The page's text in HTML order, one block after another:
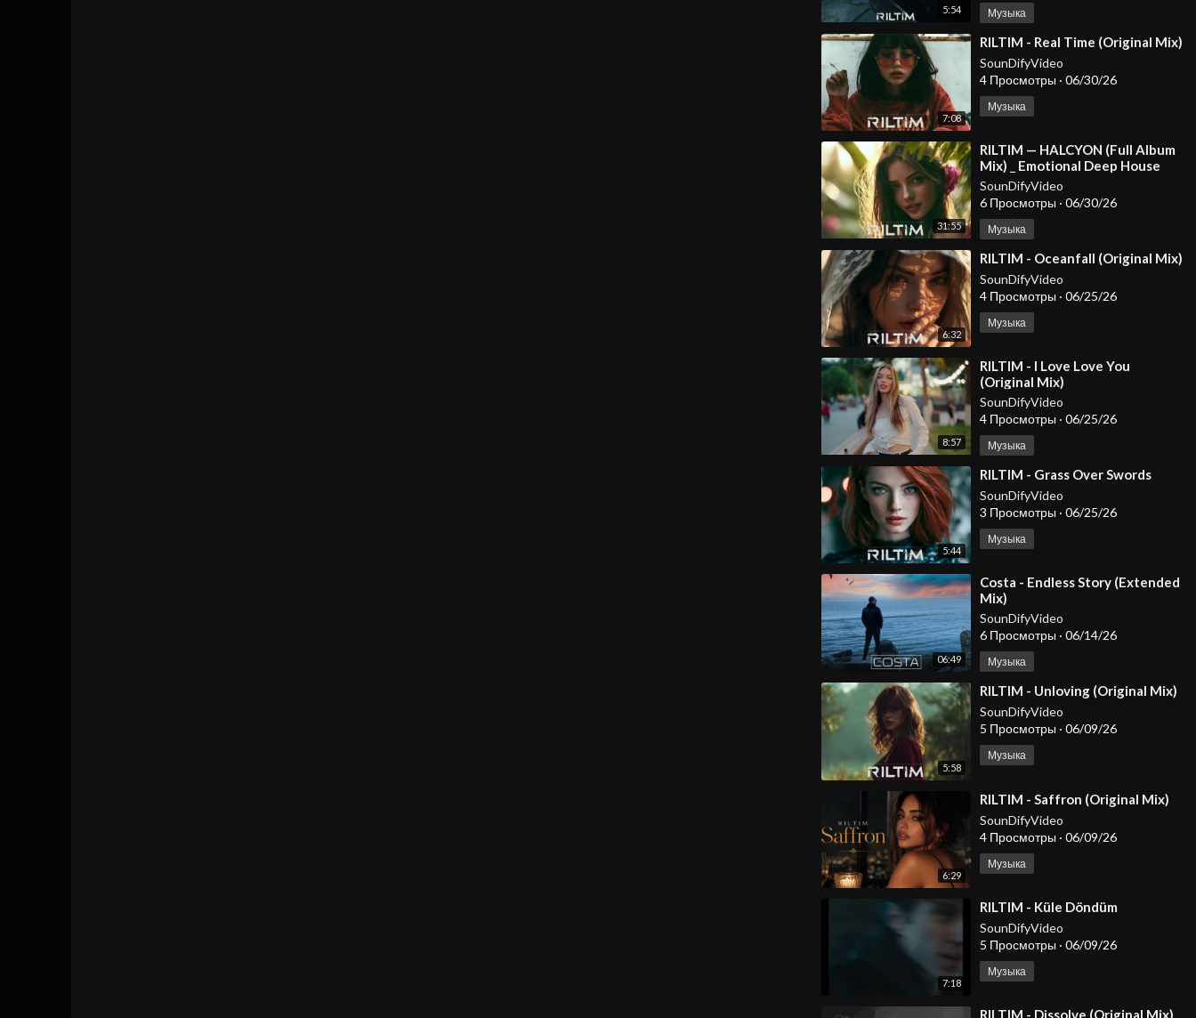
5:54 Музыка
7:08
⁣RILTIM - Real Time (Original Mix)
SounDifyVideo
4 Просмотры · 06/30/26
Музыка
31:55
⁣RILTIM — HALCYON (Full Album
Mix) _ Emotional Deep House
2026
SounDifyVideo
6 Просмотры · 06/30/26
Музыка
6:32
⁣RILTIM - Oceanfall (Original Mix)
SounDifyVideo
4 Просмотры · 06/25/26
Музыка
8:57
⁣RILTIM - I Love Love You
(Original Mix)
SounDifyVideo
4 Просмотры · 06/25/26
Музыка
5:44
⁣RILTIM - Grass Over Swords
SounDifyVideo
3 Просмотры · 06/25/26
Музыка
06:49
⁣Costa - Endless Story (Extended
Mix)
SounDifyVideo
6 Просмотры · 06/14/26
Музыка
5:58
⁣RILTIM - Unloving (Original Mix)
SounDifyVideo
5 Просмотры · 06/09/26
Музыка
6:29
⁣RILTIM - Saffron (Original Mix)
SounDifyVideo
4 Просмотры · 06/09/26
Музыка
7:18
⁣RILTIM - Küle Döndüm
SounDifyVideo
5 Просмотры · 06/09/26
Музыка
⁣RILTIM - Dissolve (Original Mix)